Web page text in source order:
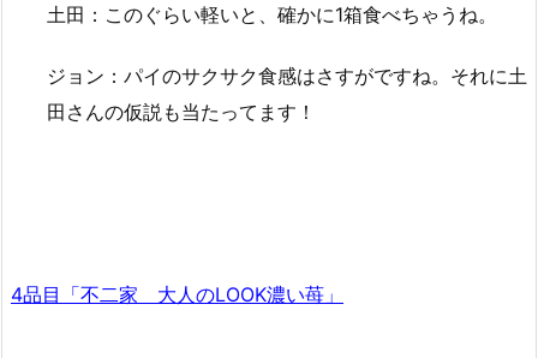
土田：このぐらい軽いと、確かに1箱食べちゃうね。
ジョン：パイのサクサク食感はさすがですね。それに土
田さんの仮説も当たってます！
4品目「不二家 大人のLOOK濃い苺」